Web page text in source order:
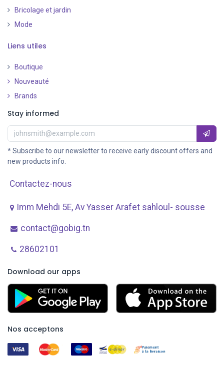
Bricolage et jardin
Mode
Liens utiles
Boutique
Nouveauté
Brands
Stay informed
* Subscribe to our newsletter to receive early discount offers and
new products info.
Contactez-nous
Imm Mehdi 5E, Av ​Yasser Arafet sahloul- sousse
contact@gobig.tn
28602101
Download our apps
Nos acceptons